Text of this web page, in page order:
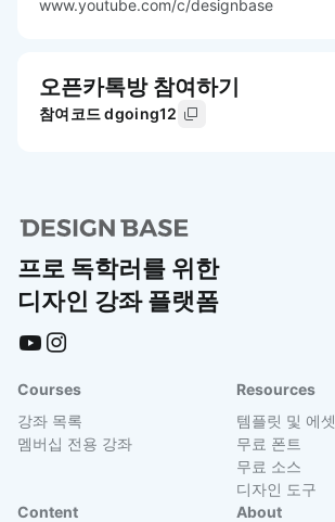
www.youtube.com/c/designbase
오픈카톡방 참여하기
참여코드 dgoing12
프로 독학러를 위한
디자인 강좌 플랫폼
Courses
강좌 목록
멤버십 전용 강좌
Resources
템플릿 및 에셋
무료 폰트
무료 소스
디자인 도구
Content
About